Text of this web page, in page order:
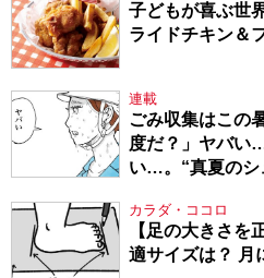
子どもが喜ぶ世
ライドチキン＆
連載
ごみ収集はこの
度だ？」ヤバい
い…。“真夏のシ
カラダ・ココロ
【足の大きさを
適サイズは？ 月